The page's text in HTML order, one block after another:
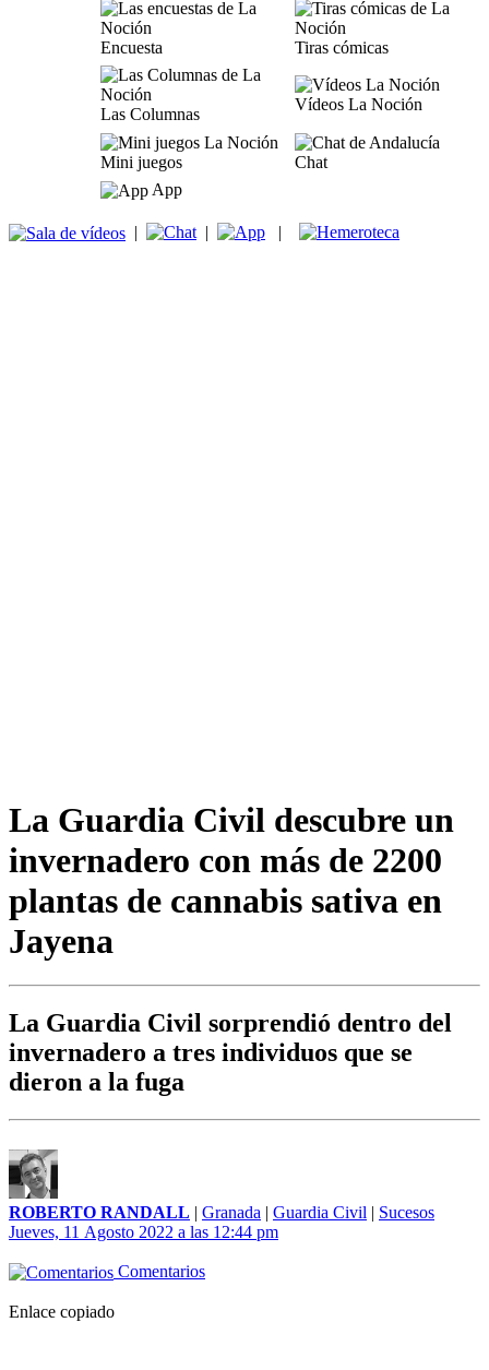
Encuesta Tiras cómicas
Las Columnas
Vídeos La Noción
Mini juegos
Chat
App
| | |
La Guardia Civil descubre un
invernadero con más de 2200
plantas de cannabis sativa en
Jayena
La Guardia Civil sorprendió dentro del
invernadero a tres individuos que se
dieron a la fuga
ROBERTO RANDALL | Granada | Guardia Civil | Sucesos
Jueves, 11 Agosto 2022 a las 12:44 pm
Comentarios
Enlace copiado